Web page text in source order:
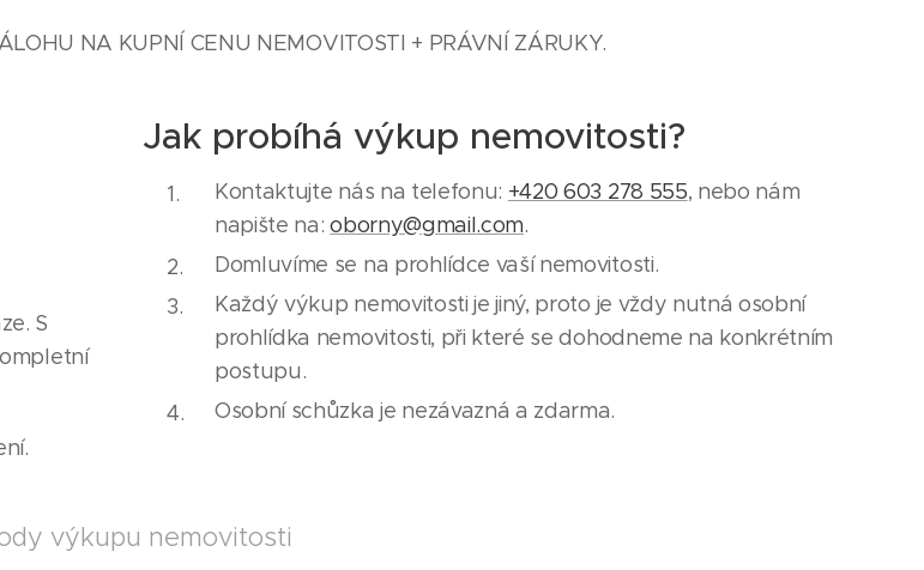
NA KUPNÍ CENU NEMOVITOSTI + PRÁVNÍ ZÁRUKY.
S
Jak probíhá výkup nemovitosti?
Kontaktujte nás na telefonu: +420 603 278 555, nebo nám
napište na:oborny@gmail.com.
Domluvíme se na prohlídce vaší nemovitosti.
Každý výkup nemovitosti je jiný, proto je vždy nutná osobní
prohlídka nemovitosti, při které se dohodneme na konkrétním
postupu.
Osobní schůzka je nezávazná a zdarma.
výkupu nemovitosti